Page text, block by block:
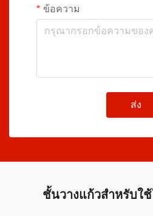
ข้อความ
ส่ง
ชั้นวางแก้วสำหรับใ